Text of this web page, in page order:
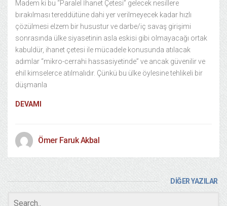
Madem ki bu “Paralel İhanet Çetesi” gelecek nesillere
bırakılması tereddütüne dahi yer verilmeyecek kadar hızlı
çözülmesi elzem bir husustur ve darbe/iç savaş girişimi
sonrasında ülke siyasetinin asla eskisi gibi olmayacağı ortak
kabuldür, ihanet çetesi ile mücadele konusunda atılacak
adımlar “mikro-cerrahi hassasiyetinde” ve ancak güvenilir ve
ehil kimselerce atılmalıdır. Çünkü bu ülke öylesine tehlikeli bir
düşmanla
DEVAMI
Ömer Faruk Akbal
DİĞER YAZILAR